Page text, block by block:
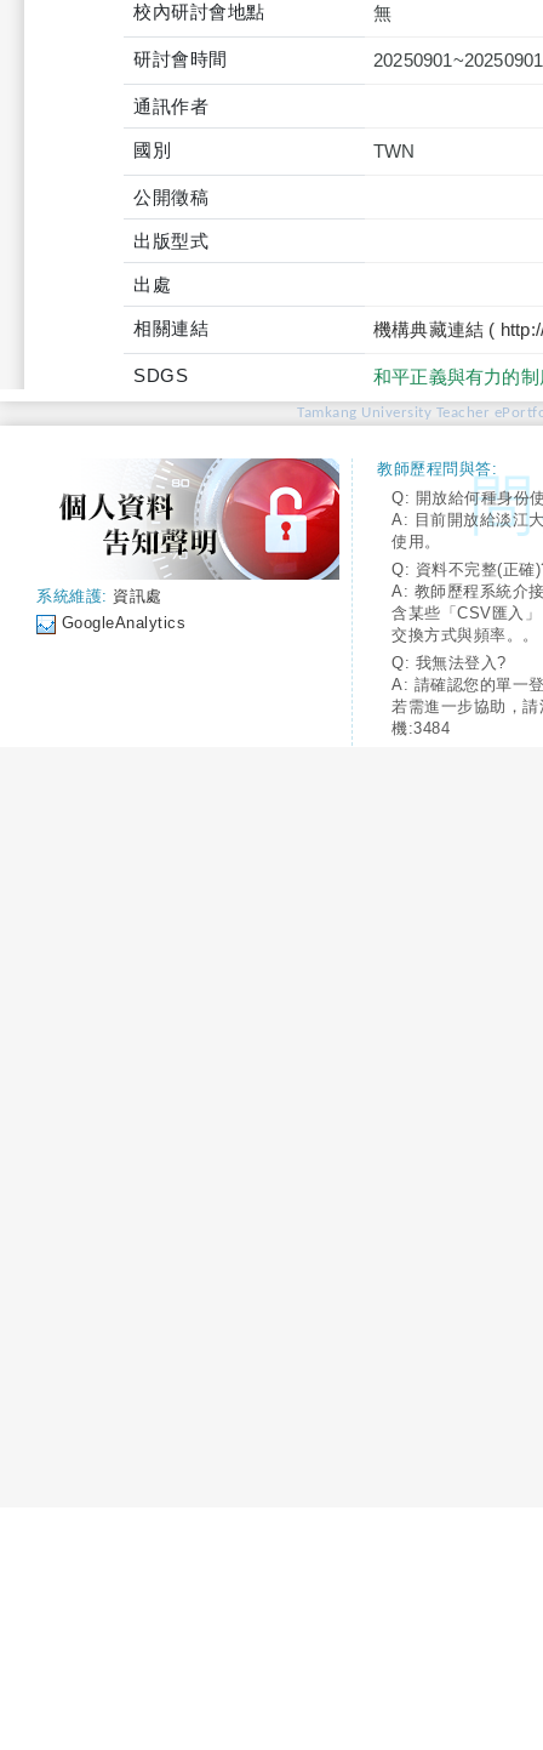
校內研討會地點 無
研討會時間 20250901~20250901
通訊作者
國別 TWN
公開徵稿
出版型式
出處
相關連結 機構典藏連結 (
SDGS 和平正義與有力的制
Tamkang University Teacher
系統維護: 資訊處
GoogleAnalytics
教師歷程問與答:
Q: 開放給何種身份
A: 目前開放給淡江
使用。
Q: 資料不完整(正確
A: 教師歷程系統介
含某些「CSV匯入
交換方式與頻率。。
Q: 我無法登入?
A: 請確認您的單一
若需進一步協助，
機:3484